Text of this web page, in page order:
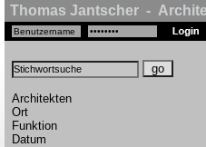
Thomas Jantscher -
Architekten
Ort
Funktion
Datum